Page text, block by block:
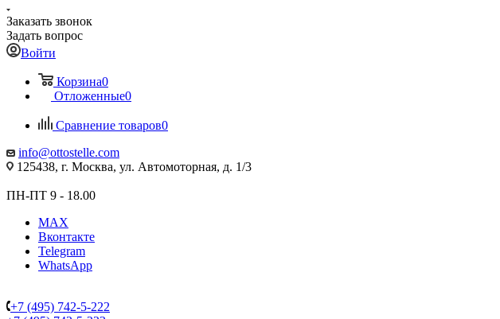
Заказать звонок
Задать вопрос
Войти
Корзина0
Отложенные0
Сравнение товаров0
info@ottostelle.com
125438, г. Москва, ул. Автомоторная, д. 1/3
ПН-ПТ 9 - 18.00
MAX
Вконтакте
Telegram
WhatsApp
+7 (495) 742-5-222